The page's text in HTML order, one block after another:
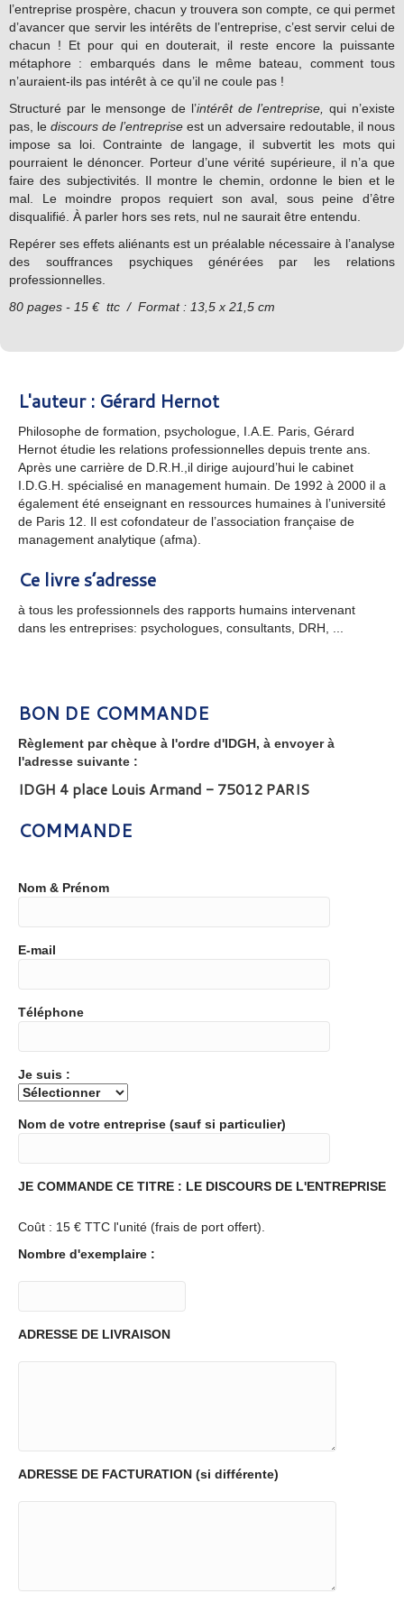
l’entreprise prospère, chacun y trouvera son compte, ce qui permet
d’avancer que servir les intérêts de l’entreprise, c’est servir celui de
chacun ! Et pour qui en douterait, il reste encore la puissante
métaphore : embarqués dans le même bateau, comment tous
n’auraient-ils pas intérêt à ce qu’il ne coule pas !
Structuré par le mensonge de l’intérêt de l’entreprise,qui n’existe
pas, le discours de l’entreprise est un adversaire redoutable, il nous
impose sa loi. Contrainte de langage, il subvertit les mots qui
pourraient le dénoncer. Porteur d’une vérité supérieure, il n’a que
faire des subjectivités. Il montre le chemin, ordonne le bien et le
mal. Le moindre propos requiert son aval, sous peine d’être
disqualifié. À parler hors ses rets, nul ne saurait être entendu.
Repérer ses effets aliénants est un préalable nécessaire à l’analyse
des souffrances psychiques générées par les relations
professionnelles.
80 pages - 15 € ttc / Format : 13,5 x 21,5 cm
L'auteur : Gérard Hernot
Philosophe de formation, psychologue, I.A.E. Paris, Gérard
Hernot étudie les relations professionnelles depuis trente ans.
Après une carrière de D.R.H.,il dirige aujourd’hui le cabinet
I.D.G.H. spécialisé en management humain. De 1992 à 2000 il a
également été enseignant en ressources humaines à l’université
de Paris 12. Il est cofondateur de l’association française de
management analytique (afma).
Ce livre s’adresse
à tous les professionnels des rapports humains intervenant
dans les entreprises: psychologues, consultants, DRH, ...
BON DE COMMANDE
Règlement par chèque à l'ordre d'IDGH, à envoyer à
l'adresse suivante :
IDGH 4 place Louis Armand - 75012 PARIS
COMMANDE
Nom & Prénom
E-mail
Téléphone
Je suis :
Nom de votre entreprise (sauf si particulier)
JE COMMANDE CE TITRE : LE DISCOURS DE L'ENTREPRISE
Coût : 15 € TTC l'unité (frais de port offert).
Nombre d'exemplaire :
ADRESSE DE LIVRAISON
ADRESSE DE FACTURATION (si différente)